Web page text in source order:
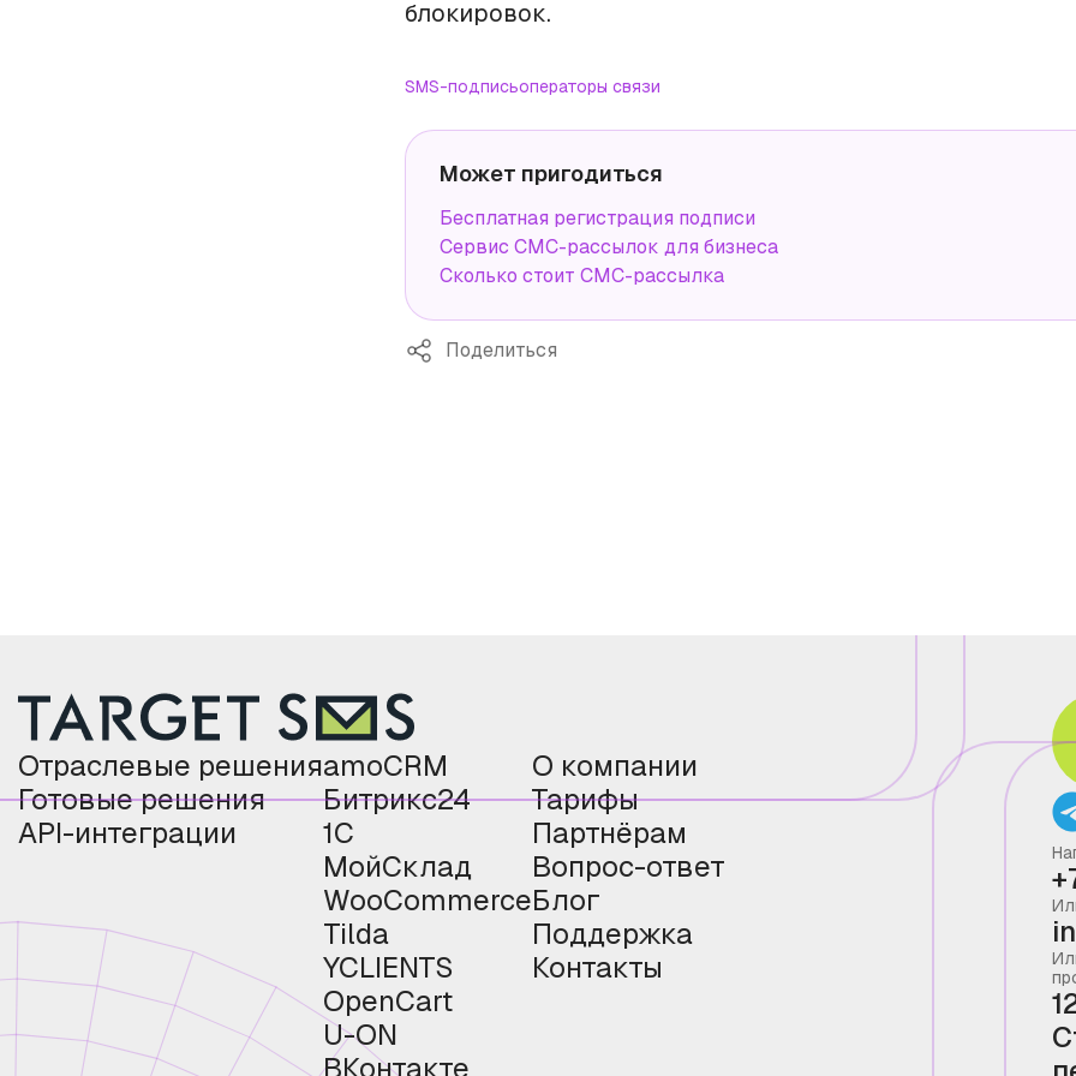
блокировок.
SMS-подписьоператоры связи
Может пригодиться
Бесплатная регистрация подписи
Сервис СМС-рассылок для бизнеса
Сколько стоит СМС-рассылка
Поделиться
Отраслевые решения
Готовые решения
API-интеграции
amoCRM
Битрикс24
1С
МойСклад
WooCommerce
Tilda
YCLIENTS
OpenCart
U-ON
ВКонтакте
О компании
Тарифы
Партнёрам
Вопрос-ответ
Блог
Поддержка
Контакты